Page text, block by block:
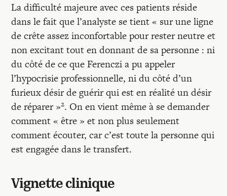
La difficulté majeure avec ces patients réside
dans le fait que l’analyste se tient « sur une ligne
de crête assez inconfortable pour rester neutre et
non excitant tout en donnant de sa personne : ni
du côté de ce que Ferenczi a pu appeler
l’hypocrisie professionnelle, ni du côté d’un
furieux désir de guérir qui est en réalité un désir
de réparer »2. On en vient même à se demander
comment « être » et non plus seulement
comment écouter, car c’est toute la personne qui
est engagée dans le transfert.
Vignette clinique